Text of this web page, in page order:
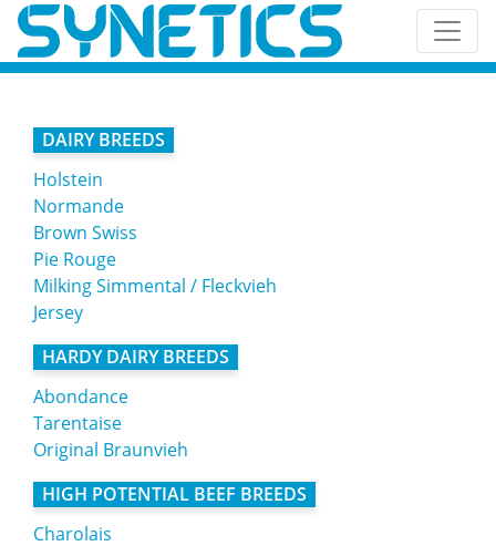
DAIRY BREEDS
Holstein
Normande
Brown Swiss
Pie Rouge
Milking Simmental / Fleckvieh
Jersey
HARDY DAIRY BREEDS
Abondance
Tarentaise
Original Braunvieh
HIGH POTENTIAL BEEF BREEDS
Charolais